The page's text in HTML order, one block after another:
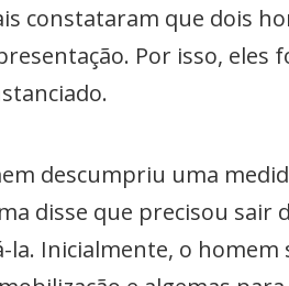
constataram que dois
Por isso, eles
descumpriu uma
disse que precisou sair
Inicialmente, o homem